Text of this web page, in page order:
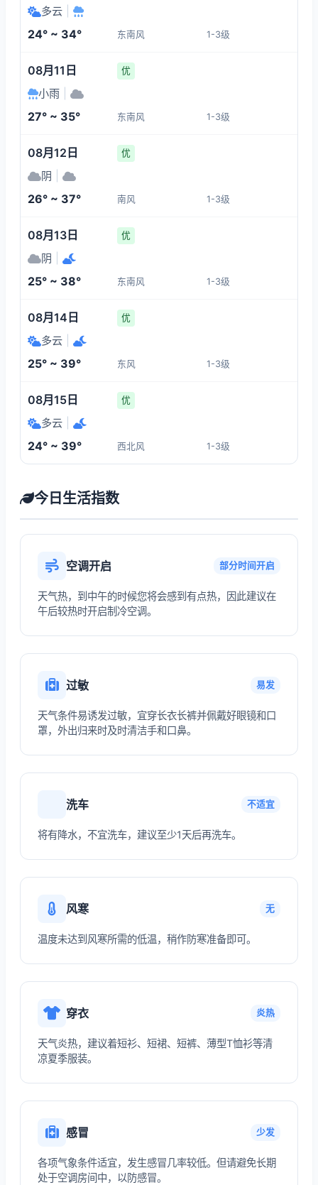
30°
1-3 1-3
20:00
33°
21:00
1-3
多云
24° ~ 34° 东南风 1-3级
08月11日 优
小雨
27° ~ 35° 东南风 1-3级
08月12日 优
阴
26° ~ 37° 南风 1-3级
08月13日 优
阴
25° ~ 38° 东南风 1-3级
08月14日 优
多云
25° ~ 39° 东风 1-3级
08月15日 优
多云
24° ~ 39° 西北风 1-3级
今日生活指数
空调开启 部分时间开启
天气热，到中午的时候您将会感到有点热，因此建议在
午后较热时开启制冷空调。
过敏 易发
天气条件易诱发过敏，宜穿长衣长裤并佩戴好眼镜和口
罩，外出归来时及时清洁手和口鼻。
洗车 不适宜
将有降水，不宜洗车，建议至少1天后再洗车。
风寒 无
温度未达到风寒所需的低温，稍作防寒准备即可。
穿衣 炎热
天气炎热，建议着短衫、短裙、短裤、薄型T恤衫等清
凉夏季服装。
感冒 少发
各项气象条件适宜，发生感冒几率较低。但请避免长期
处于空调房间中，以防感冒。